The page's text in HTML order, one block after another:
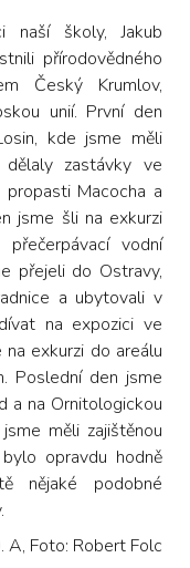
školy, Jakub
přírodovědného
Český Krumlov,
unií. První den
kde jsme měli
zastávky ve
propasti Macocha a
jsme šli na exkurzi
vodní
přejeli do Ostravy,
a ubytovali v
na expozici ve
exkurzi do areálu
Poslední den jsme
a na Ornitologickou
měli zajištěnou
opravdu hodně
nějaké podobné
A, Foto: Robert Folc